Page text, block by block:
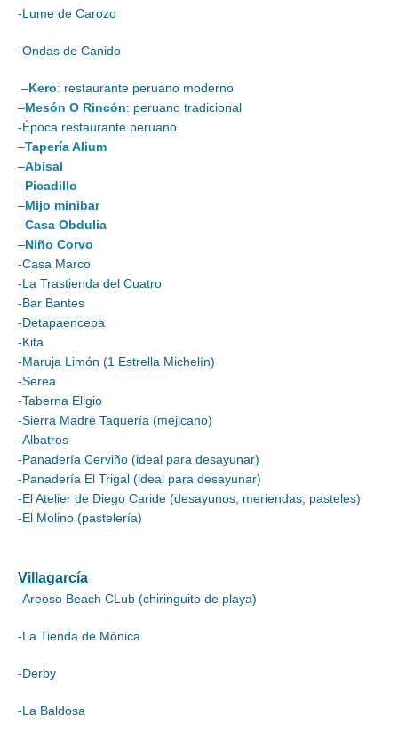
-Lume de Carozo
-Ondas de Canido
–Kero: restaurante peruano moderno
–Mesón O Rincón: peruano tradicional
-Época restaurante peruano
–Tapería Alium
–Abisal
–Picadillo
–Mijo minibar
–Casa Obdulia
–Niño Corvo
-Casa Marco
-La Trastienda del Cuatro
-Bar Bantes
-Detapaencepa
-Kita
-Maruja Limón (1 Estrella Michelín)
-Serea
-Taberna Eligio
-Sierra Madre Taquería (mejicano)
-Albatros
-Panadería Cerviño (ideal para desayunar)
-Panadería El Trigal (ideal para desayunar)
-El Atelier de Diego Caride (desayunos, meriendas, pasteles)
-El Molino (pastelería)
Villagarcía
-Areoso Beach CLub (chiringuito de playa)
-La Tienda de Mónica
-Derby
-La Baldosa